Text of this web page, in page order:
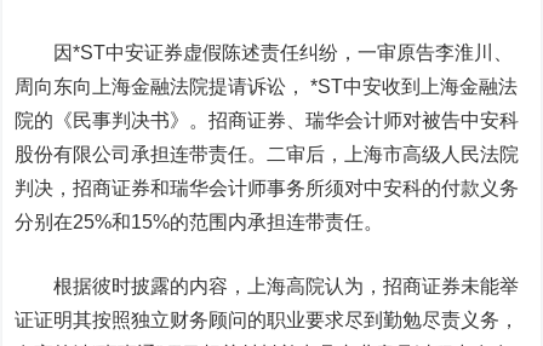
因*ST中安证券虚假陈述责任纠纷，一审原告李淮川、
周向东向上海金融法院提请诉讼，
*ST中安收到上海金融法
院的《民事判决书》。招商证券、瑞华会计师对被告中安科
股份有限公司承担连带责任。二审后，上海市高级人民法院
判决，招商证券和瑞华会计师事务所须对中安科的付款义务
分别在25%和15%的范围内承担连带责任。
根据彼时披露的内容，上海高院认为，招商证券未能举
证证明其按照独立财务顾问的职业要求尽到勤勉尽责义务，